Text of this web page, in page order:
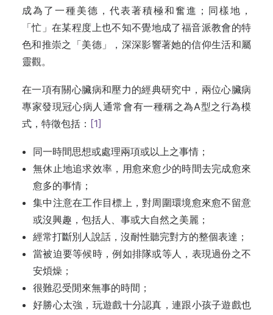
成為了一種美德，代表著積極和奮進；同樣地，
「忙」在某程度上也不知不覺地成了福音派教會的特
色和推崇之「美德」，深深影響著她的信仰生活和屬
靈觀。
在一項有關心臟病和壓力的經典研究中，兩位心臟病
專家發現冠心病人通常會有一種稱之為A型之行為模
式，特徵包括： [1]
同一時間思想或處理兩項或以上之事情；
無休止地追求效率，用愈來愈少的時間去完成愈來
愈多的事情；
集中注意在工作目標上，對周圍環境愈來愈不留意
或沒興趣，包括人、事或大自然之美麗；
經常打斷別人說話，沒耐性聽完對方的整個表達；
當被迫要等候時，例如排隊或等人，表現過份之不
安煩燥；
很難忍受閒來無事的時間；
好勝心太強，玩遊戲十分認真，連跟小孩子遊戲也